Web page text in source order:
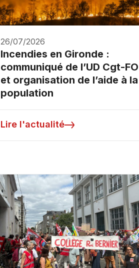
26/07/2026
Incendies en Gironde :
communiqué de l’UD Cgt-
et organisation de l’aide à la
population
Lire l'actualité